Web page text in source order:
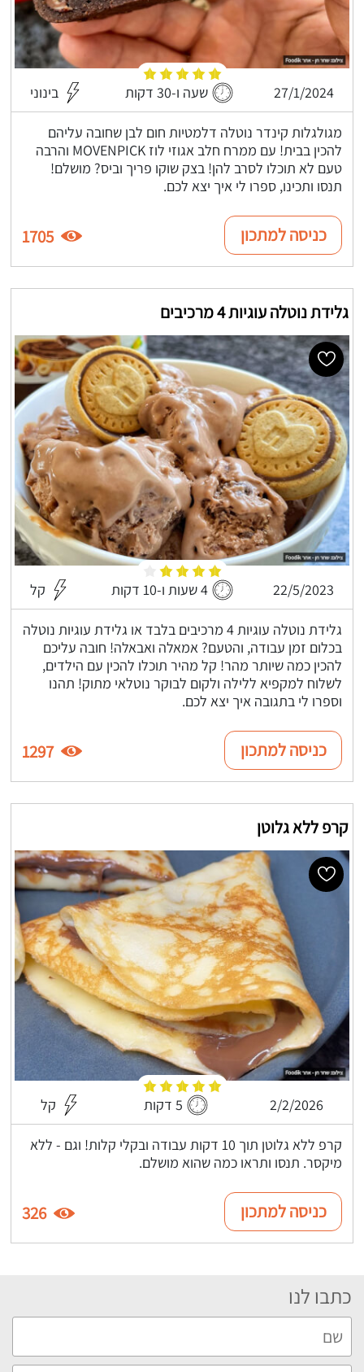
27/1/2024 שעה ו-30 דקות בינוני
מגולגלות קינדר נוטלה דלמטיות חום לבן שחובה עליהם
להכין בבית! עם ממרח חלב אגוזי לוז MOVENPICK והרבה
טעם לא תוכלו לסרב להן! בצק שוקו פריך וביס? מושלם!
תנסו ותכינו, ספרו לי איך יצא לכם.
כניסה למתכון 1705
גלידת נוטלה עוגיות 4 מרכיבים
22/5/2023 4 שעות ו-10 דקות קל
גלידת נוטלה עוגיות 4 מרכיבים בלבד או גלידת עוגיות נוטלה
בכלום זמן עבודה, והטעם? אמאלה ואבאלה! חובה עליכם
להכין כמה שיותר מהר! קל מהיר תוכלו להכין עם הילדים,
לשלוח למקפיא ללילה ולקום לבוקר נוטלאי מתוק! תהנו
וספרו לי בתגובה איך יצא לכם.
כניסה למתכון 1297
קרפ ללא גלוטן
2/2/2026 5 דקות קל
קרפ ללא גלוטן תוך 10 דקות עבודה ובקלי קלות! וגם - ללא
מיקסר. תנסו ותראו כמה שהוא מושלם.
כניסה למתכון 326
כתבו לנו